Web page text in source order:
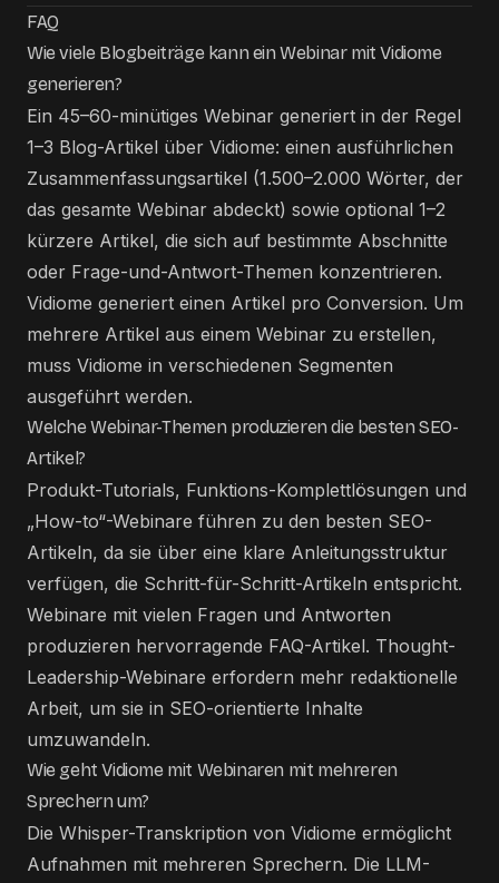
FAQ
Wie viele Blogbeiträge kann ein Webinar mit Vidiome
generieren?
Ein 45–60-minütiges Webinar generiert in der Regel
1–3 Blog-Artikel über Vidiome: einen ausführlichen
Zusammenfassungsartikel (1.500–2.000 Wörter, der
das gesamte Webinar abdeckt) sowie optional 1–2
kürzere Artikel, die sich auf bestimmte Abschnitte
oder Frage-und-Antwort-Themen konzentrieren.
Vidiome generiert einen Artikel pro Conversion. Um
mehrere Artikel aus einem Webinar zu erstellen,
muss Vidiome in verschiedenen Segmenten
ausgeführt werden.
Welche Webinar-Themen produzieren die besten SEO-
Artikel?
Produkt-Tutorials, Funktions-Komplettlösungen und
„How-to“-Webinare führen zu den besten SEO-
Artikeln, da sie über eine klare Anleitungsstruktur
verfügen, die Schritt-für-Schritt-Artikeln entspricht.
Webinare mit vielen Fragen und Antworten
produzieren hervorragende FAQ-Artikel. Thought-
Leadership-Webinare erfordern mehr redaktionelle
Arbeit, um sie in SEO-orientierte Inhalte
umzuwandeln.
Wie geht Vidiome mit Webinaren mit mehreren
Sprechern um?
Die Whisper-Transkription von Vidiome ermöglicht
Aufnahmen mit mehreren Sprechern. Die LLM-